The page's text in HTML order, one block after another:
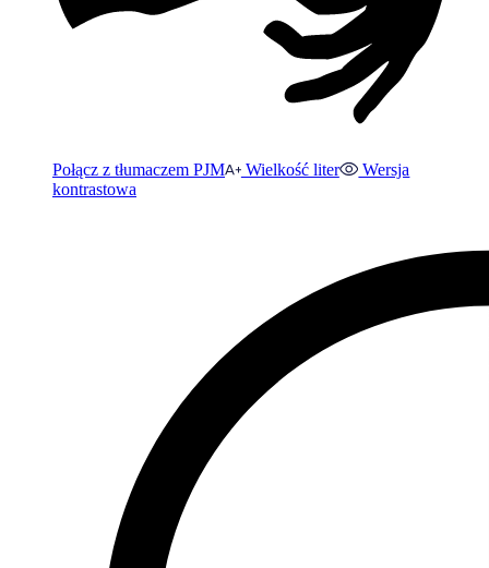
Połącz z tłumaczem PJM Wielkość liter
Wersja
kontrastowa